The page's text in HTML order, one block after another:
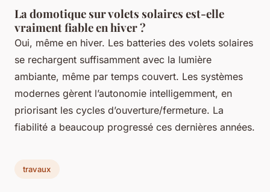
La domotique sur volets solaires est-elle
vraiment fiable en hiver ?
Oui, même en hiver. Les batteries des volets solaires
se rechargent suffisamment avec la lumière
ambiante, même par temps couvert. Les systèmes
modernes gèrent l’autonomie intelligemment, en
priorisant les cycles d’ouverture/fermeture. La
fiabilité a beaucoup progressé ces dernières années.
travaux